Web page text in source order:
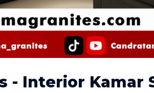
- Interior Kamar